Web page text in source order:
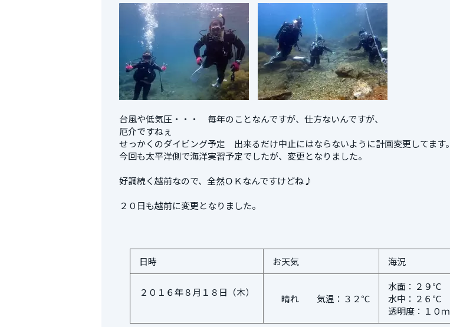
台風や低気圧・・・ 毎年のことなんですが、仕方ないんですが、
厄介ですねぇ
せっかくのダイビング予定 出来るだけ中止にはならないように計画変更してます。
今回も太平洋側で海洋実習予定でしたが、変更となりました。
好調続く越前なので、全然ＯＫなんですけどね♪
２０日も越前に変更となりました。
日時 お天気 海況
２０１６年８月１８日（木）
晴れ 気温：３２℃
水面：２９℃
水中：２６℃
透明度：１０ｍ